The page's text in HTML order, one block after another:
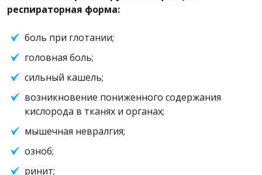
респираторная форма:
боль при глотании;
головная боль;
сильный кашель;
возникновение пониженного содержания
кислорода в тканях и органах;
мышечная невралгия;
озноб;
ринит;